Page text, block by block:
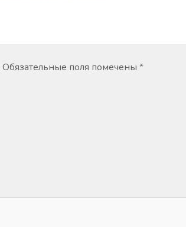
Обязательные поля помечены *